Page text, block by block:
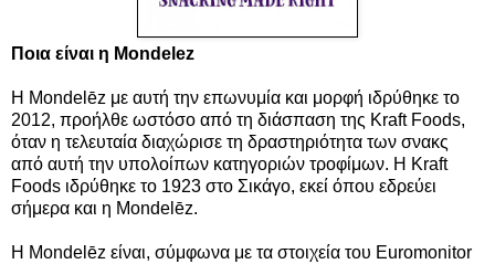
Ποια είναι η Mondelez
Η Mondelēz με αυτή την επωνυμία και μορφή ιδρύθηκε το
2012, προήλθε ωστόσο από τη διάσπαση της Kraft Foods,
όταν η τελευταία διαχώρισε τη δραστηριότητα των σνακς
από αυτή την υπολοίπων κατηγοριών τροφίμων. Η Kraft
Foods ιδρύθηκε το 1923 στο Σικάγο, εκεί όπου εδρεύει
σήμερα και η Mondelēz.
Η Mondelēz είναι, σύμφωνα με τα στοιχεία του Euromonitor